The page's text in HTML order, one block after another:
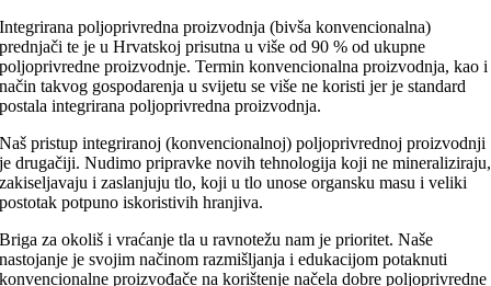
Integrirana poljoprivredna proizvodnja (bivša konvencionalna)
prednjači te je u Hrvatskoj prisutna u više od 90 % od ukupne
poljoprivredne proizvodnje. Termin konvencionalna proizvodnja, kao i
način takvog gospodarenja u svijetu se više ne koristi jer je standard
postala integrirana poljoprivredna proizvodnja.
Naš pristup integriranoj (konvencionalnoj) poljoprivrednoj proizvodnji
je drugačiji. Nudimo pripravke novih tehnologija koji ne mineraliziraju,
zakiseljavaju i zaslanjuju tlo, koji u tlo unose organsku masu i veliki
postotak potpuno iskoristivih hranjiva.
Briga za okoliš i vraćanje tla u ravnotežu nam je prioritet. Naše
nastojanje je svojim načinom razmišljanja i edukacijom potaknuti
konvencionalne proizvođače na korištenje načela dobre poljoprivredne